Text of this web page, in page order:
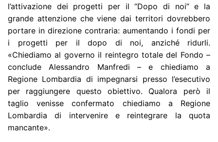
l’attivazione dei progetti per il “Dopo di noi” e la
grande attenzione che viene dai territori dovrebbero
portare in direzione contraria: aumentando i fondi per
i progetti per il dopo di noi, anziché ridurli.
«Chiediamo al governo il reintegro totale del Fondo –
conclude Alessandro Manfredi – e chiediamo a
Regione Lombardia di impegnarsi presso l’esecutivo
per raggiungere questo obiettivo. Qualora però il
taglio venisse confermato chiediamo a Regione
Lombardia di intervenire e reintegrare la quota
mancante».